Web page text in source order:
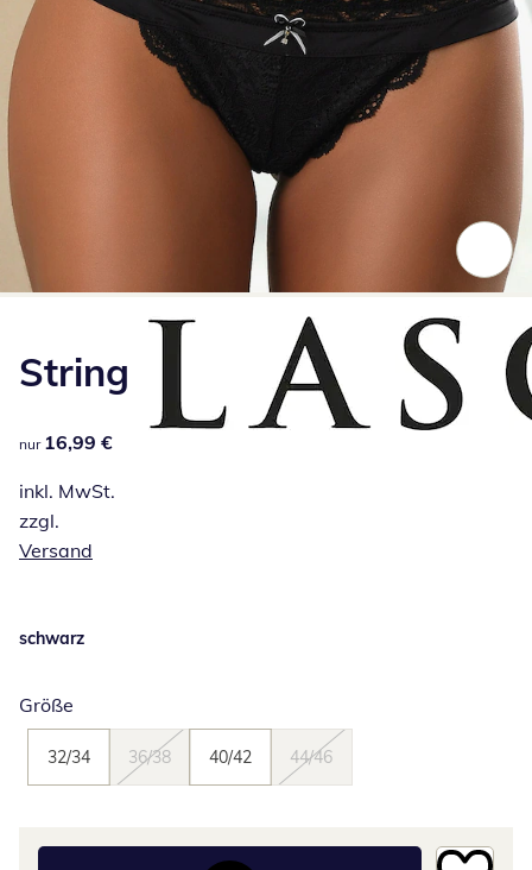
String
16,99 €
nur 16,99 €
inkl. MwSt.
zzgl.
Versand
schwarz
Größe
32/34 36/38 40/42 44/46